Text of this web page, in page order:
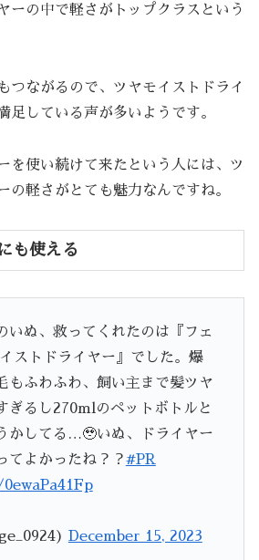
ーの中で軽さがトップクラスという
つながるので、ツヤモイストドライ
足している声が多いようです。
を使い続けて来たという人には、ツ
の軽さがとても魅力なんですね。
も使える
いぬ、救ってくれたのは『フェ
ストドライヤー』でした。爆
もふわふわ、飼い主まで髪ツヤ
ぎるし270mlのペットボトルと
かしてる…🥹いぬ、ドライヤー
てよかったね？？#PR
December 15, 2023